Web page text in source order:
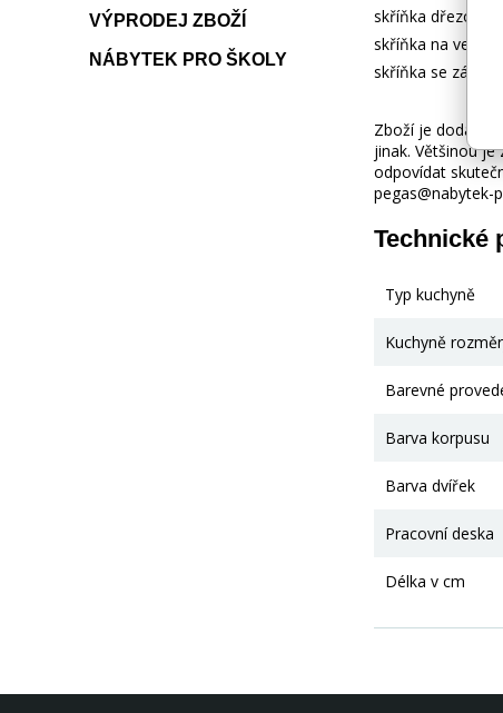
VÝPRODEJ ZBOŽÍ
NÁBYTEK PRO ŠKOLY
skříňka dřezová
skříňka na
skříňka se
Zboží je
jinak. Většinou
odpovídat
pegas@nabytek-
Technické
Typ kuchyně
Kuchyně
Barevné
Barva korpusu
Barva dvířek
Pracovní deska
Délka v cm